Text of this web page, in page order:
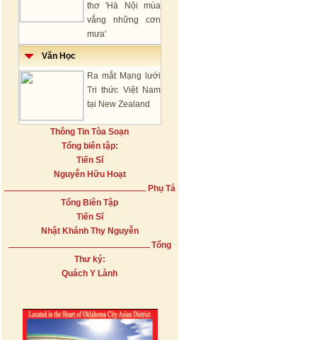
thơ 'Hà Nội mùa
vắng những cơn
mưa'
Văn Học
Ra mắt Mạng lưới
Tri thức Việt Nam
tại New Zealand
Thông Tin Tòa Soạn
Tổng biên tập:
Tiến Sĩ
Nguyễn Hữu Hoạt
Phụ Tá
Tổng Biên Tập
Tiến Sĩ
Nhật Khánh Thy Nguyễn
Tổng
Thư ký:
Quách Y Lành